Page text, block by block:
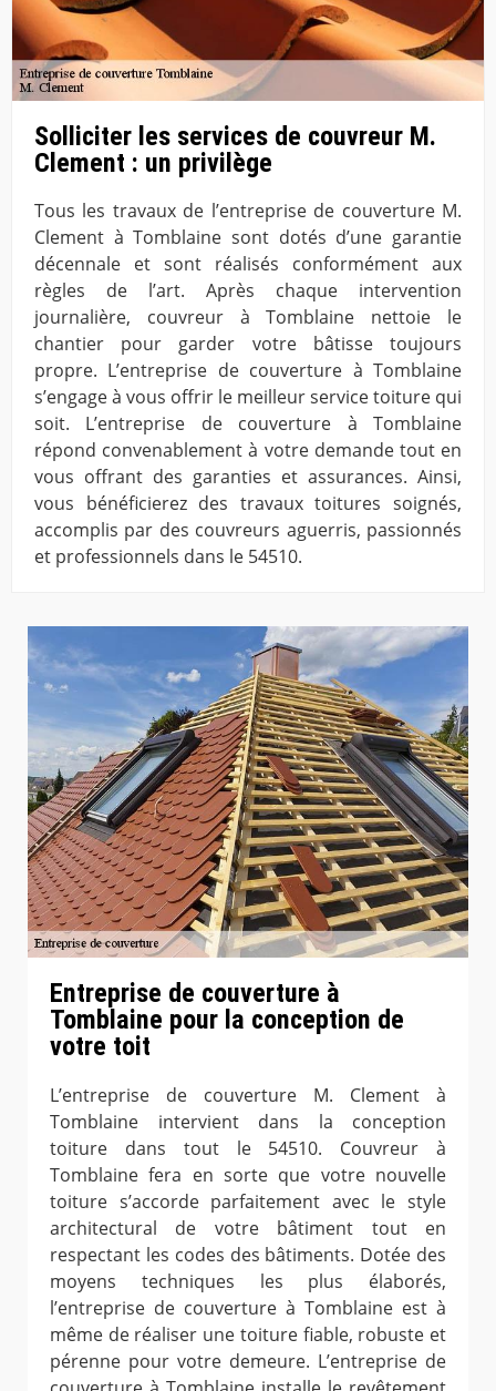
Solliciter les services de couvreur M.
Clement : un privilège
Tous les travaux de l’entreprise de couverture M.
Clement à Tomblaine sont dotés d’une garantie
décennale et sont réalisés conformément aux
règles de l’art. Après chaque intervention
journalière, couvreur à Tomblaine nettoie le
chantier pour garder votre bâtisse toujours
propre. L’entreprise de couverture à Tomblaine
s’engage à vous offrir le meilleur service toiture qui
soit. L’entreprise de couverture à Tomblaine
répond convenablement à votre demande tout en
vous offrant des garanties et assurances. Ainsi,
vous bénéficierez des travaux toitures soignés,
accomplis par des couvreurs aguerris, passionnés
et professionnels dans le 54510.
Entreprise de couverture à
Tomblaine pour la conception de
votre toit
L’entreprise de couverture M. Clement à
Tomblaine intervient dans la conception
toiture dans tout le 54510. Couvreur à
Tomblaine fera en sorte que votre nouvelle
toiture s’accorde parfaitement avec le style
architectural de votre bâtiment tout en
respectant les codes des bâtiments. Dotée des
moyens techniques les plus élaborés,
l’entreprise de couverture à Tomblaine est à
même de réaliser une toiture fiable, robuste et
pérenne pour votre demeure. L’entreprise de